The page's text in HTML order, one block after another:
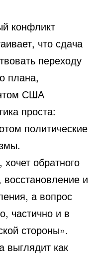
конфликт
что сдача
переходу
плана,
США
проста:
политические
обратного
и
а вопрос
частично и в
стороны».
выглядит как